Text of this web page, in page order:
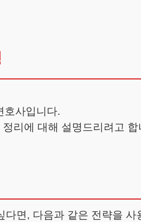
호사입니다.
리에 대해 설명드리려고
면, 다음과 같은 전략을 사